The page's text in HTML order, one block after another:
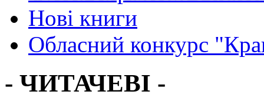
Нові книги
Обласний конкурс
- ЧИТАЧЕВІ -